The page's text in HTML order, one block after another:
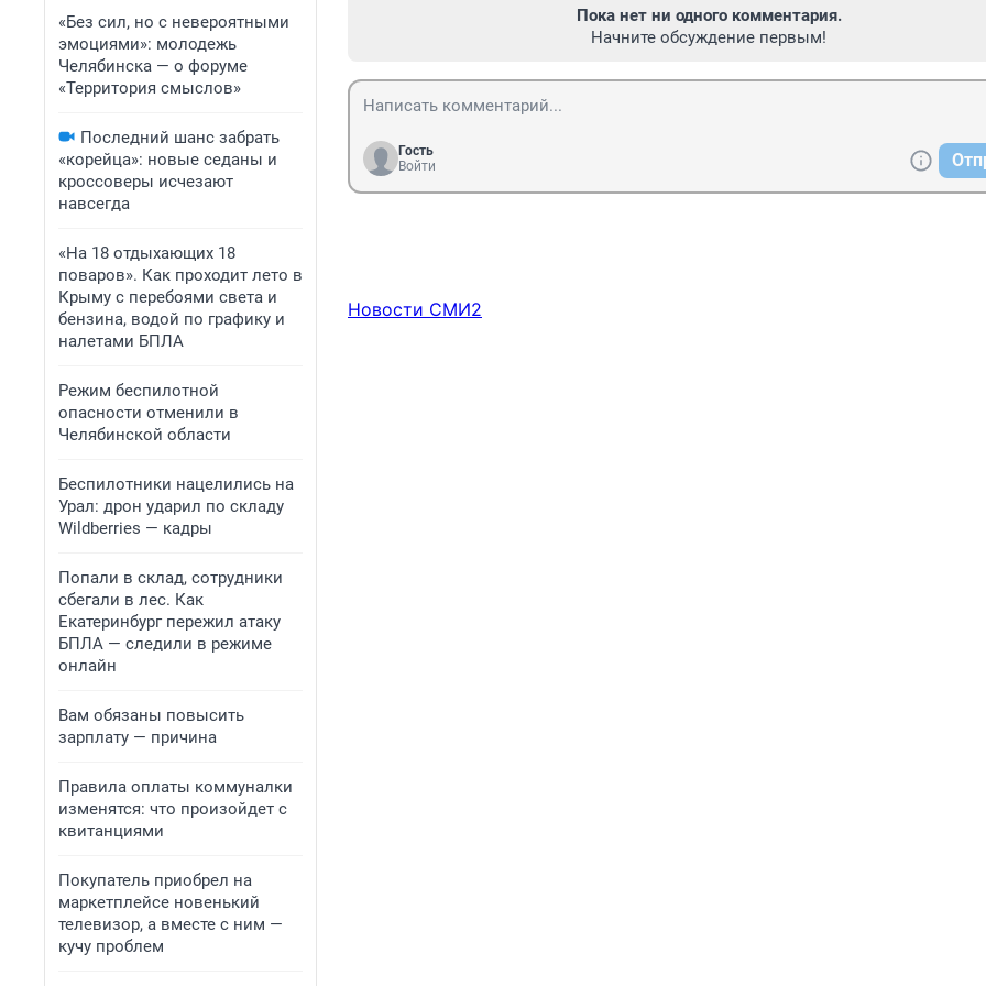
«Без сил, но с невероятными
эмоциями»: молодежь
Челябинска — о форуме
«Территория смыслов»
Последний шанс забрать
«корейца»: новые седаны и
кроссоверы исчезают
навсегда
«На 18 отдыхающих 18
поваров». Как проходит лето в
Крыму с перебоями света и
бензина, водой по графику и
налетами БПЛА
Режим беспилотной
опасности отменили в
Челябинской области
Беспилотники нацелились на
Урал: дрон ударил по складу
Wildberries — кадры
Попали в склад, сотрудники
сбегали в лес. Как
Екатеринбург пережил атаку
БПЛА — следили в режиме
онлайн
Вам обязаны повысить
зарплату — причина
Правила оплаты коммуналки
изменятся: что произойдет с
квитанциями
Покупатель приобрел на
маркетплейсе новенький
телевизор, а вместе с ним —
кучу проблем
Пока нет ни одного комментария.
Начните обсуждение первым!
Гость
Войти
Новости СМИ2